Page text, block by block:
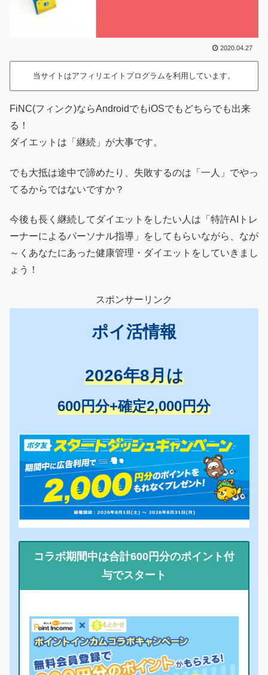
2020.04.27
当サイトはアフィリエイトプログラムを利用しています。
FiNC(フィンク)ならAndroidでもiOSでもどちらでも出来
る！
ダイエットは「継続」が大事です。
でも大抵は途中で諦めたり、失敗するのは「一人」でやっ
てるからではないですか？
今後も長く継続してダイエットをしたい人は「特許AIトレ
ーナーによるパーソナル指導」をしてもらいながら、なが
～くあなたにあった健康管理・ダイエットをしていきまし
ょう！
スポンサーリンク
ポイ活情報
2026年8月は
600円分+確定2,000円分
コラボ期間中は合計600円分のポイント付
与でスタート